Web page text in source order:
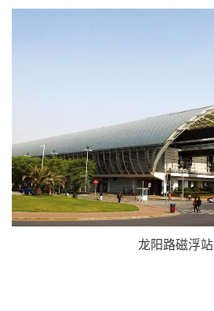
龙阳路磁浮站